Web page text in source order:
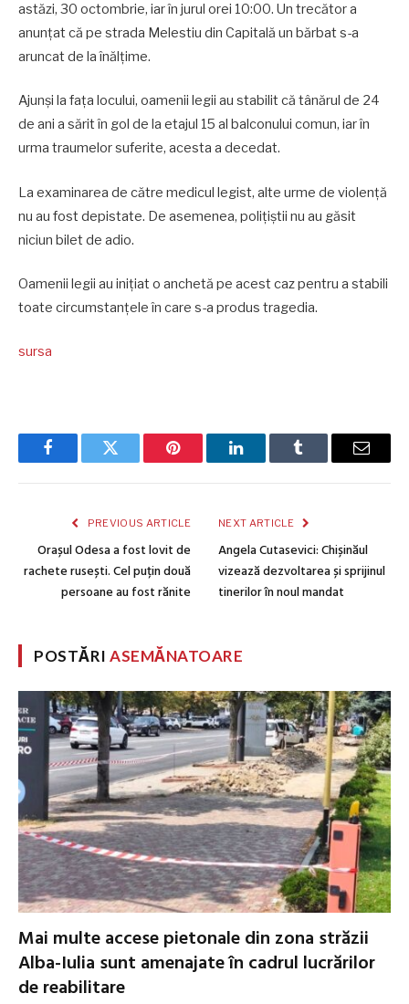
astăzi, 30 octombrie, iar în jurul orei 10:00. Un trecător a
anunțat că pe strada Melestiu din Capitală un bărbat s-a
aruncat de la înălțime.
Ajunși la fața locului, oamenii legii au stabilit că tânărul de 24
de ani a sărit în gol de la etajul 15 al balconului comun, iar în
urma traumelor suferite, acesta a decedat.
La examinarea de către medicul legist, alte urme de violență
nu au fost depistate. De asemenea, polițiștii nu au găsit
niciun bilet de adio.
Oamenii legii au inițiat o anchetă pe acest caz pentru a stabili
toate circumstanțele în care s-a produs tragedia.
sursa
FacebookTwitter Pinterest LinkedInTumblr Email
PREVIOUS ARTICLE
Orașul Odesa a fost lovit de
rachete rusești. Cel puțin două
persoane au fost rănite
NEXT ARTICLE
Angela Cutasevici: Chișinăul
vizează dezvoltarea și sprijinul
tinerilor în noul mandat
POSTĂRIASEMĂNATOARE
Mai multe accese pietonale din zona străzii
Alba-Iulia sunt amenajate în cadrul lucrărilor
de reabilitare